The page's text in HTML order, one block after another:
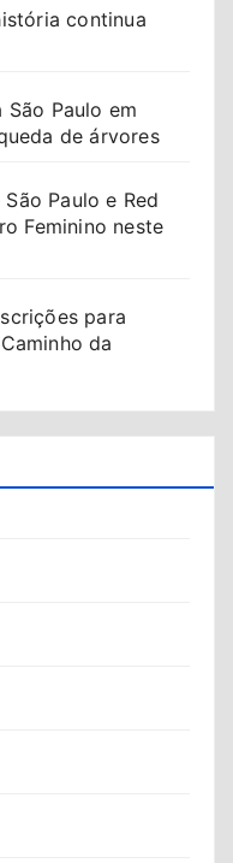
continua
Paulo em
de árvores
Paulo e Red
Feminino neste
para
da